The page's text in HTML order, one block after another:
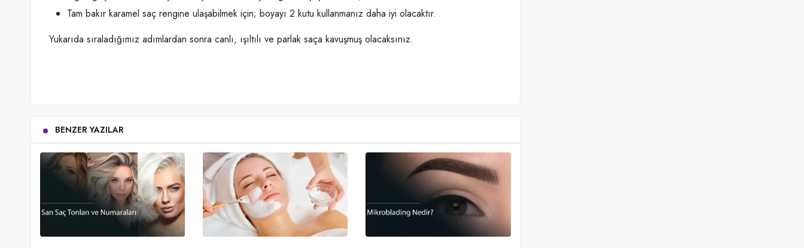
Tam bakır karamel saç rengine ulaşabilmek için; boyayı 2 kutu kullanmanız daha iyi olacaktır.
Yukarıda sıraladığımız adımlardan sonra canlı, ışıltılı ve parlak saça kavuşmuş olacaksınız.
BENZER YAZILAR